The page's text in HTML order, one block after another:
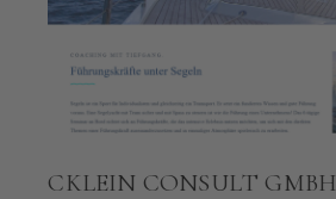
CKLEIN CONSULT GMBH